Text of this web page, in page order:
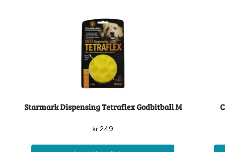
Starmark Dispensing Tetraflex Godbitball M
kr249